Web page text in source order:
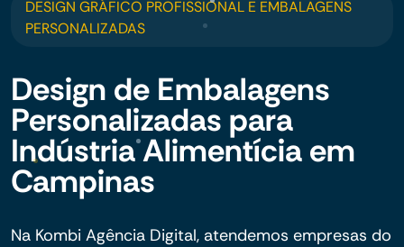
DESIGN GRÁFICO PROFISSIONAL E EMBALAGENS
PERSONALIZADAS
Design de Embalagens
Personalizadas para
Indústria Alimentícia em
Campinas
Na Kombi Agência Digital, atendemos empresas do